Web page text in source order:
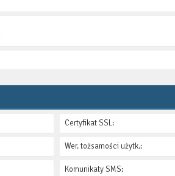
Certyfikat SSL:
Wer. tożsamości użytk.:
Komunikaty SMS: